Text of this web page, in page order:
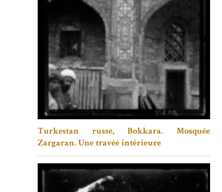
Turkestan russe, Bokkara. Mosquée
Zargaran. Une travéé intérieure